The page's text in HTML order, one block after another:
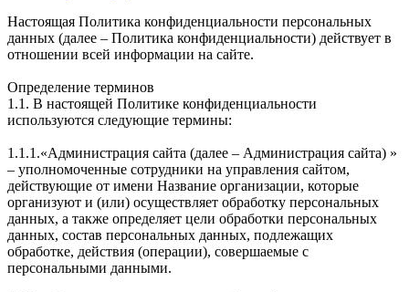
Настоящая Политика конфиденциальности персональных
данных (далее – Политика конфиденциальности) действует в
отношении всей информации на сайте.
Определение терминов
1.1. В настоящей Политике конфиденциальности
используются следующие термины:
1.1.1.«Администрация сайта (далее – Администрация сайта) »
– уполномоченные сотрудники на управления сайтом,
действующие от имени Название организации, которые
организуют и (или) осуществляет обработку персональных
данных, а также определяет цели обработки персональных
данных, состав персональных данных, подлежащих
обработке, действия (операции), совершаемые с
персональными данными.